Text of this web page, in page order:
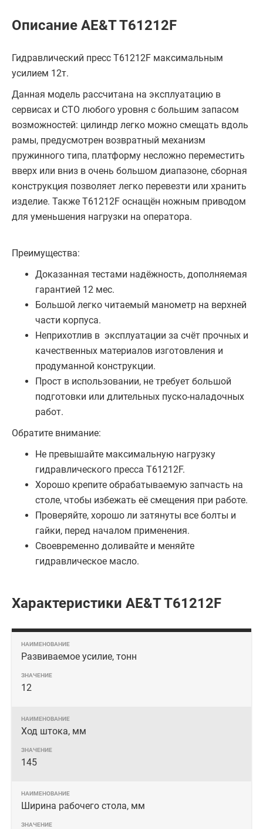
Описание AE&T T61212F
Гидравлический пресс T61212F максимальным
усилием 12т.
Данная модель рассчитана на эксплуатацию в
сервисах и СТО любого уровня с большим запасом
возможностей: цилиндр легко можно смещать вдоль
рамы, предусмотрен возвратный механизм
пружинного типа, платформу несложно переместить
вверх или вниз в очень большом диапазоне, сборная
конструкция позволяет легко перевезти или хранить
изделие. Также T61212F оснащён ножным приводом
для уменьшения нагрузки на оператора.
Преимущества:
Доказанная тестами надёжность, дополняемая
гарантией 12 мес.
Большой легко читаемый манометр на верхней
части корпуса.
Неприхотлив в эксплуатации за счёт прочных и
качественных материалов изготовления и
продуманной конструкции.
Прост в использовании, не требует большой
подготовки или длительных пуско-наладочных
работ.
Обратите внимание:
Не превышайте максимальную нагрузку
гидравлического пресса T61212F.
Хорошо крепите обрабатываемую запчасть на
столе, чтобы избежать её смещения при работе.
Проверяйте, хорошо ли затянуты все болты и
гайки, перед началом применения.
Своевременно доливайте и меняйте
гидравлическое масло.
Характеристики AE&T T61212F
Развиваемое усилие, тонн
12
Ход штока, мм
145
Ширина рабочего стола, мм